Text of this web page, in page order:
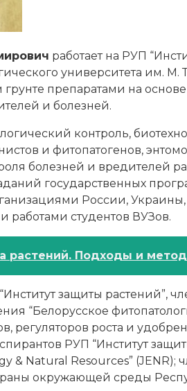
работает на РУП
университета им.
препаратами на
и болезней.
контроль,
и фитопатогенов,
болезней и вредителей
государственных
России,
студентов ВУЗов.
растений. Подходы и
защиты растений”,
“Белорусское
регуляторов роста и
РУП “Институт
& Natural Resources”
окружающей среды